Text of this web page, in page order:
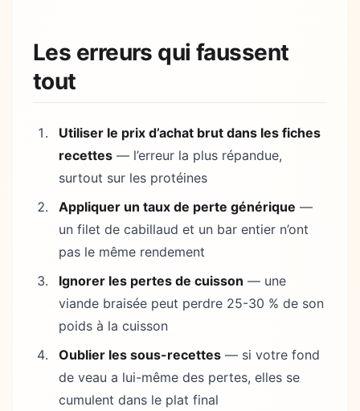
Les erreurs qui faussent
tout
Utiliser le prix d’achat brut dans les fiches
recettes — l’erreur la plus répandue,
surtout sur les protéines
Appliquer un taux de perte générique —
un filet de cabillaud et un bar entier n’ont
pas le même rendement
Ignorer les pertes de cuisson — une
viande braisée peut perdre 25-30 % de son
poids à la cuisson
Oublier les sous-recettes — si votre fond
de veau a lui-même des pertes, elles se
cumulent dans le plat final